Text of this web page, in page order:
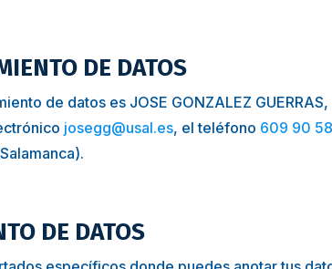
DE DATOS
de datos es JOSE GONZALEZ GUERRAS,
josegg@usal.es, el teléfono 609 90
DE DATOS